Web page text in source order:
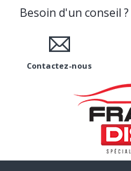
Besoin d'un conseil ?
Contactez-nous